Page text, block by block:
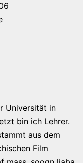
Universität in
bin ich Lehrer.
aus dem
Film